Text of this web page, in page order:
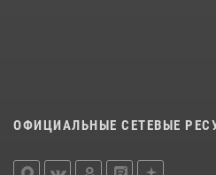
ОФИЦИАЛЬНЫЕ СЕТЕВЫЕ